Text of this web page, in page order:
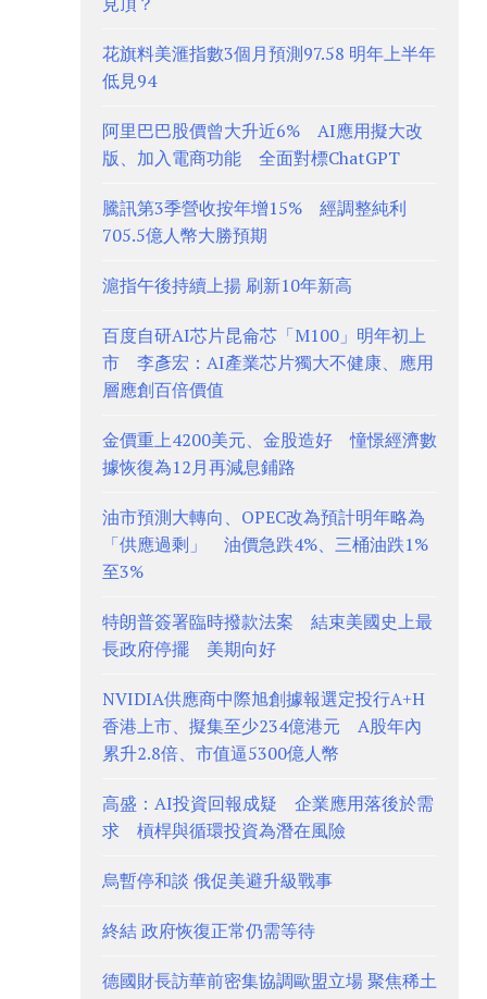
花旗料美滙指數3個月預測97.58 明年上半年
低見94
阿里巴巴股價曾大升近6% AI應用擬大改
版、加入電商功能 全面對標ChatGPT
騰訊第3季營收按年增15% 經調整純利
705.5億人幣大勝預期
滬指午後持續上揚 刷新10年新高
百度自研AI芯片昆侖芯「M100」明年初上
市 李彥宏：AI產業芯片獨大不健康、應用
層應創百倍價值
金價重上4200美元、金股造好 憧憬經濟數
據恢復為12月再減息鋪路
油市預測大轉向、OPEC改為預計明年略為
「供應過剩」 油價急跌4%、三桶油跌1%
至3%
特朗普簽署臨時撥款法案 結束美國史上最
長政府停擺 美期向好
NVIDIA供應商中際旭創據報選定投行A+H
香港上市、擬集至少234億港元 A股年內
累升2.8倍、市值逼5300億人幣
高盛：AI投資回報成疑 企業應用落後於需
求 槓桿與循環投資為潛在風險
烏暫停和談 俄促美避升級戰事
終結 政府恢復正常仍需等待
德國財長訪華前密集協調歐盟立場 聚焦稀土